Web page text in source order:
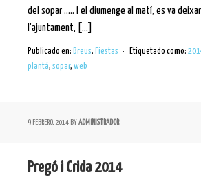
del sopar ..... I el diumenge al matí, es va
l'ajuntament, [...]
Publicado en: Breus, Fiestas Etiquetado como:
plantá, sopar, web
9 FEBRERO, 2014 BY ADMINISTRADOR
Pregó i Crida 2014